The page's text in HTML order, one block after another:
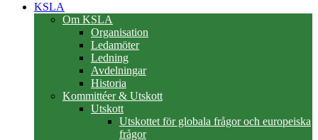
KSLA
Om KSLA
Organisation
Ledamöter
Ledning
Avdelningar
Historia
Kommittéer & Utskott
Utskott
Utskottet för globala frågor och europeiska
frågor